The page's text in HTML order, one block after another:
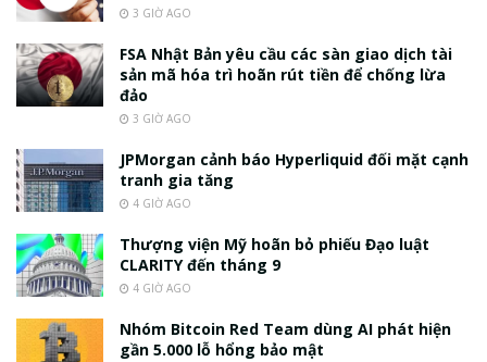
3 GIỜ AGO
FSA Nhật Bản yêu cầu các sàn giao dịch tài
sản mã hóa trì hoãn rút tiền để chống lừa
đảo
3 GIỜ AGO
JPMorgan cảnh báo Hyperliquid đối mặt cạnh
tranh gia tăng
4 GIỜ AGO
Thượng viện Mỹ hoãn bỏ phiếu Đạo luật
CLARITY đến tháng 9
4 GIỜ AGO
Nhóm Bitcoin Red Team dùng AI phát hiện
gần 5.000 lỗ hổng bảo mật